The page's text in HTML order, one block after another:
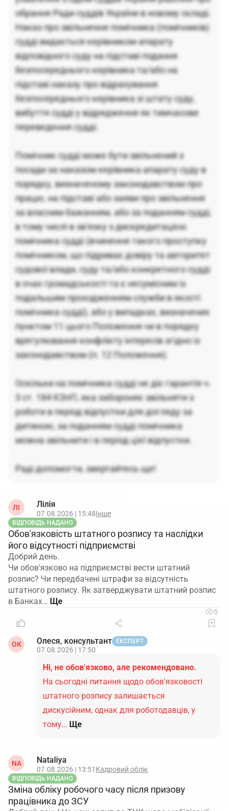
обрання Ради суддів України в новому складі.
Наказ про звільнення помічника (помічників)
судді видається керівником апарату
відповідного суду на підставі подання
безпосереднього керівника та/або на
підставі наказу про відрахування
безпосереднього керівника зі штату суду,
вибуття судді у відрядження як тимчасове
переведення судді.
Помічник судді може бути звільнений з
посади за наказом керівника апарату суду в
порядку, визначеному законодавством про
працю, на підставі або заяви про звільнення
за власним бажанням, або за поданням судді,
в тому числі в зв'язку з дискредитацією
помічника судді (вчинення такого проступку
помічником, що підриває довіру та авторитет
судової влади, суду та/або конкретного судді
в очах громадськості та є несумісним із
подальшим проходженням служби в якості
помічника судді), або у випадках, визначених
пунктом 11 цього Положення чи в порядку
врегулювання конфлікту інтересів згідно із
законодавством (п. 12 Положення).
Оскільки на помічника судді не діє гарантія ч.
3 ст. 184 КЗпП, яка забороняє звільняти з
роботи в період відпустки для догляду за
дитиною, за поданням судді помічника
можна звільнити і в період цієї відпустки.
Раді допомогти, звертайтесь ще!
ЛІ Лілія
07.08.2026 | 15:48Інше
ВІДПОВІДЬ НАДАНО
Обов'язковість штатного розпису та наслідки
його відсутності підприємстві
Добрий день.
Чи обов'язково на підприємстві вести штатний
розпис? Чи передбачені штрафи за відсутність
штатного розпису. Як затверджувати штатний розпис
в Банках…
5
ОК Олеся, консультант ЕКСПЕРТ
07.08.2026 | 17:50
Ні, не обов'язково, але рекомендовано.
На сьогодні питання щодо обов'язковості
штатного розпису залишається
дискусійним, однак для роботодавців, у
тому… Ще
NA Nataliya
07.08.2026 | 13:51 Кадровий облік
ВІДПОВІДЬ НАДАНО
Зміна обліку робочого часу після призову
працівника до ЗСУ